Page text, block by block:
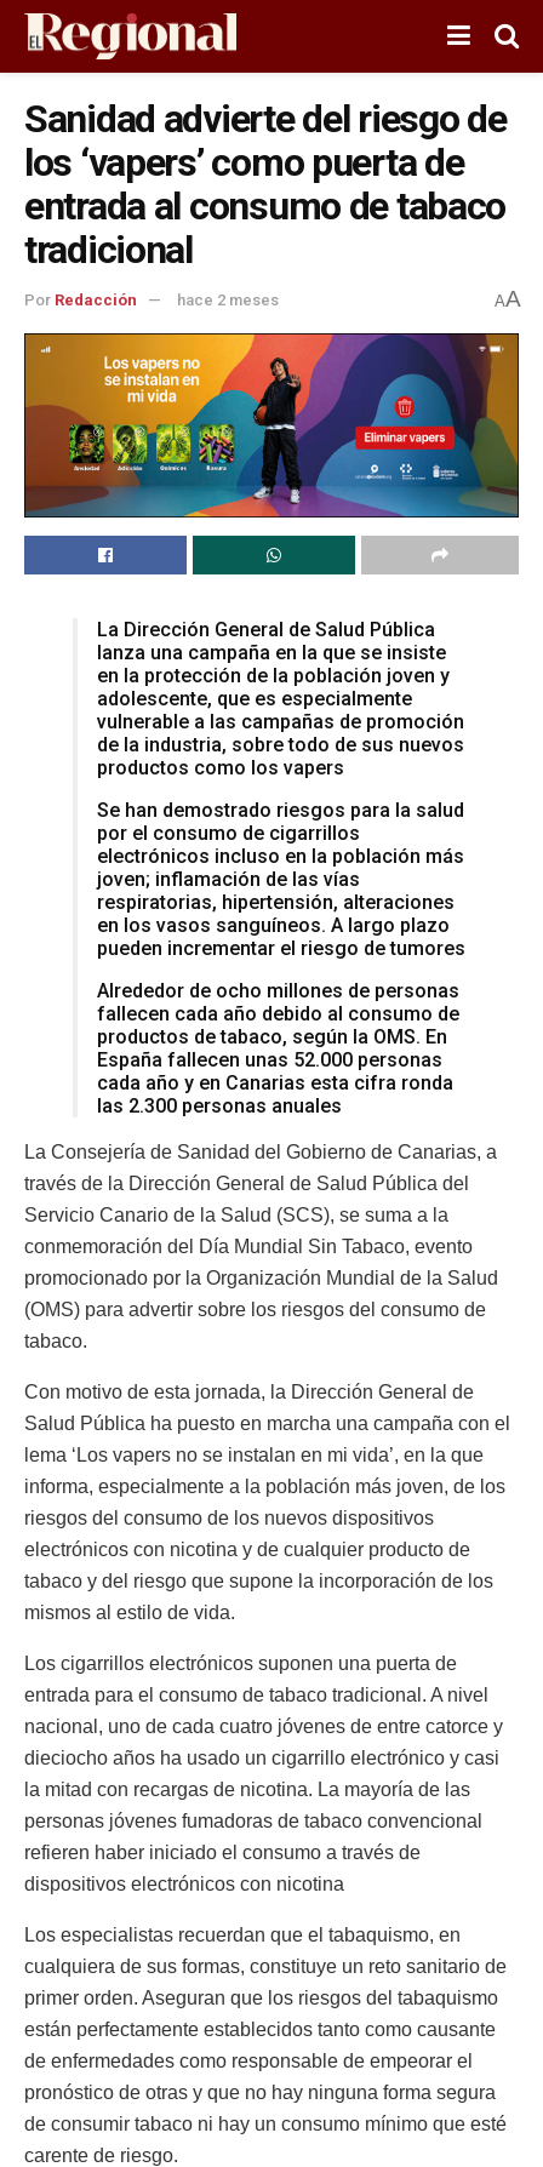
Sanidad advierte del riesgo de
los ‘vapers’ como puerta de
entrada al consumo de tabaco
tradicional
Por Redacción hace 2 meses AA
La Dirección General de Salud Pública
lanza una campaña en la que se insiste
en la protección de la población joven y
adolescente, que es especialmente
vulnerable a las campañas de promoción
de la industria, sobre todo de sus nuevos
productos como los vapers
Se han demostrado riesgos para la salud
por el consumo de cigarrillos
electrónicos incluso en la población más
joven; inflamación de las vías
respiratorias, hipertensión, alteraciones
en los vasos sanguíneos. A largo plazo
pueden incrementar el riesgo de tumores
Alrededor de ocho millones de personas
fallecen cada año debido al consumo de
productos de tabaco, según la OMS. En
España fallecen unas 52.000 personas
cada año y en Canarias esta cifra ronda
las 2.300 personas anuales
La Consejería de Sanidad del Gobierno de Canarias, a
través de la Dirección General de Salud Pública del
Servicio Canario de la Salud (SCS), se suma a la
conmemoración del Día Mundial Sin Tabaco, evento
promocionado por la Organización Mundial de la Salud
(OMS) para advertir sobre los riesgos del consumo de
tabaco.
Con motivo de esta jornada, la Dirección General de
Salud Pública ha puesto en marcha una campaña con el
lema ‘Los vapers no se instalan en mi vida’, en la que
informa, especialmente a la población más joven, de los
riesgos del consumo de los nuevos dispositivos
electrónicos con nicotina y de cualquier producto de
tabaco y del riesgo que supone la incorporación de los
mismos al estilo de vida.
Los cigarrillos electrónicos suponen una puerta de
entrada para el consumo de tabaco tradicional. A nivel
nacional, uno de cada cuatro jóvenes de entre catorce y
dieciocho años ha usado un cigarrillo electrónico y casi
la mitad con recargas de nicotina. La mayoría de las
personas jóvenes fumadoras de tabaco convencional
refieren haber iniciado el consumo a través de
dispositivos electrónicos con nicotina
Los especialistas recuerdan que el tabaquismo, en
cualquiera de sus formas, constituye un reto sanitario de
primer orden. Aseguran que los riesgos del tabaquismo
están perfectamente establecidos tanto como causante
de enfermedades como responsable de empeorar el
pronóstico de otras y que no hay ninguna forma segura
de consumir tabaco ni hay un consumo mínimo que esté
carente de riesgo.